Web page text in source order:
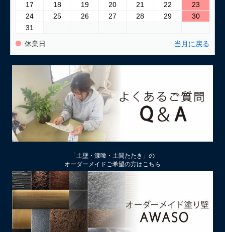
17
18 19 20 21 22
23
24
25 26 27 28 29
30
31
休業日 当月に戻る
「土壁・漆喰・土間たたき」の
オーダーメイドご希望の方はこちら